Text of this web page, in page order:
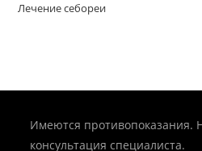
Лечение себореи
Имеются противопоказания.
консультация специалиста.